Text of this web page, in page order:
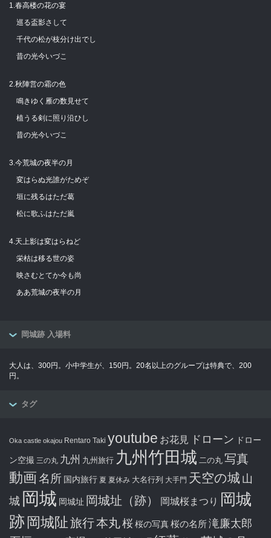
1.春高楼の花の宴
巡る盃影さして
千代の松が枝分け出でし
昔の光今いづこ
2.秋陣営の霜の色
鳴きゆく雁の数見せて
植うる剣に照り沿ひし
昔の光今いづこ
3.今荒城の夜半の月
変はらぬ光誰がためぞ
垣に残るはただ葛
松に歌ふはただ嵐
4.天上影は変はらねど
栄枯は移る世の姿
映さむとてか今も尚
ああ荒城の夜半の月
岡城跡 入場料
大人は、300円。小中学生が、150円。20名以上のグループは特典で、200
円。
タグ
Oka castle okajou Rentaro Taki youtube お花見 ドローン ドロー
ン空撮 三の丸 九州 九州旅行 九州竹田城 二の丸 写真
動画名所 国内旅行 夏 夏休み 大名行列 大手門 天空の城 山
城 岡城 岡城址 岡城址（跡） 岡城桜まつり 岡城
跡 岡城阯旅行本丸桜桜の写真桜の名所滝廉太郎